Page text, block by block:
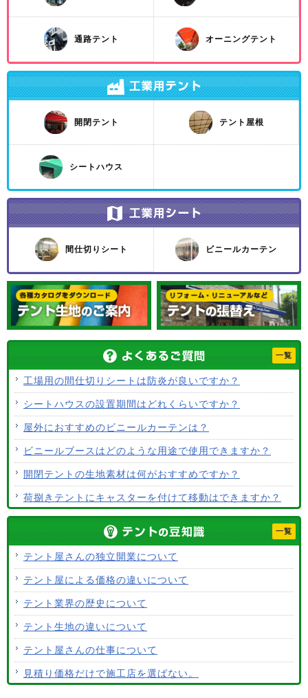
通路テント オーニングテント
開閉テント テント屋根
シートハウス
間仕切りシート ビニールカーテン
一覧
工場用の間仕切りシートは防炎が良いですか？
シートハウスの設置期間はどれくらいですか？
屋外におすすめのビニールカーテンは？
ビニールブースはどのような用途で使用できますか？
開閉テントの生地素材は何がおすすめですか？
荷捌きテントにキャスターを付けて移動はできますか？
使用するテント生地の違いは？
ALCなどにオーニングは設置できますか？
テント生地はクリーニングできますか？
一覧
テント屋さんの独立開業について
テント屋による価格の違いについて
テント業界の歴史について
テント生地の違いについて
テント屋さんの仕事について
見積り価格だけで施工店を選ばない。